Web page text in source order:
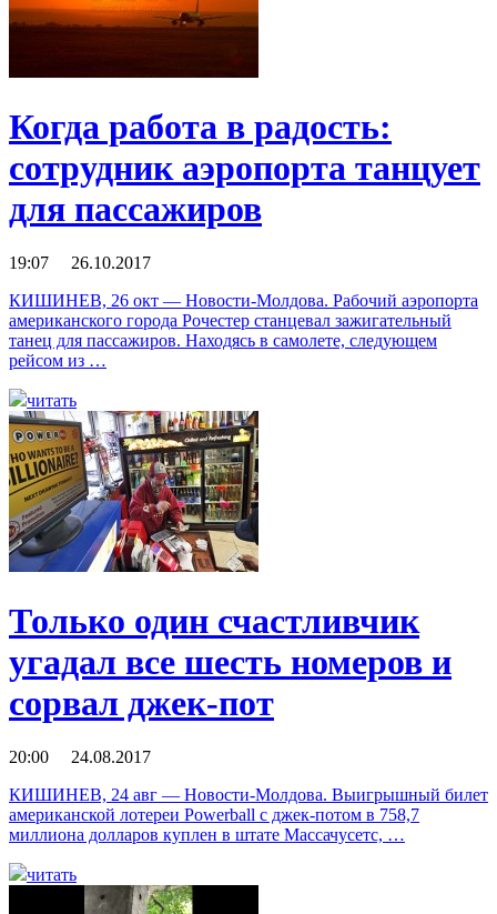
Когда работа в радость:
сотрудник аэропорта танцует
для пассажиров
19:07 26.10.2017
КИШИНЕВ, 26 окт — Новости-Молдова. Рабочий аэропорта
американского города Рочестер станцевал зажигательный
танец для пассажиров. Находясь в самолете, следующем
рейсом из …
читать
Только один счастливчик
угадал все шесть номеров и
сорвал джек-пот
20:00 24.08.2017
КИШИНЕВ, 24 авг — Новости-Молдова. Выигрышный билет
американской лотереи Powerball с джек-потом в 758,7
миллиона долларов куплен в штате Массачусетс, …
читать